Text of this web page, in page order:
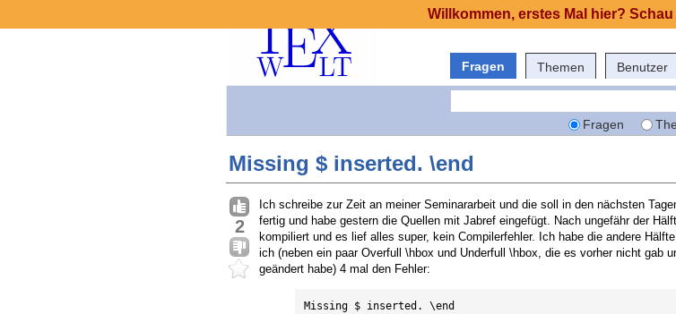
Fragen Themen Benutzer
Fragen
Missing $ inserted. \end
2
Ich schreibe zur Zeit an meiner Seminararbeit und die soll in den nächsten
fertig und habe gestern die Quellen mit Jabref eingefügt. Nach ungefähr der
kompiliert und es lief alles super, kein Compilerfehler. Ich habe die andere
ich (neben ein paar Overfull \hbox und Underfull \hbox, die es vorher nicht gab
geändert habe) 4 mal den Fehler:
Missing $ inserted. \end
Willkommen, erstes Mal hier?